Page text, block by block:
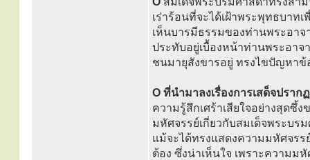
เร่าร้อนที่จะได้เฝ้าพระพุทธบาท
เห็นบารมีธรรมของท่านพระอา
ประทับอยู่เบื้องหน้าท่านพระอาจ
ชนมายุสังขารอยู่ ทรงไขปัญหาข้
O ที่นำมาลงเรื่องการเสด็จปรา
ความรู้สึกเศร้าเสียใจอย่างสุดซึ้
มหัศจรรย์เกี่ยวกับสมเด็จพระบร
แม้จะได้ทรงแสดงความมหัศจร
ต้อง ซึ่งน่าเห็นใจ เพราะความ